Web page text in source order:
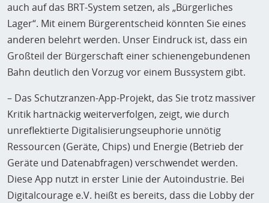
auch auf das BRT-System setzen, als „Bürgerliches
Lager“. Mit einem Bürgerentscheid könnten Sie eines
anderen belehrt werden. Unser Eindruck ist, dass ein
Großteil der Bürgerschaft einer schienengebundenen
Bahn deutlich den Vorzug vor einem Bussystem gibt.
– Das Schutzranzen-App-Projekt, das Sie trotz massiver
Kritik hartnäckig weiterverfolgen, zeigt, wie durch
unreflektierte Digitalisierungseuphorie unnötig
Ressourcen (Geräte, Chips) und Energie (Betrieb der
Geräte und Datenabfragen) verschwendet werden.
Diese App nutzt in erster Linie der Autoindustrie. Bei
Digitalcourage e.V. heißt es bereits, dass die Lobby der